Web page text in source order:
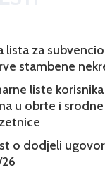
lista za
stambene
liste
u obrte i
o dodjeli